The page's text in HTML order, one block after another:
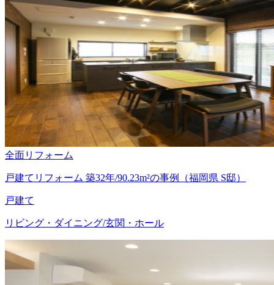
全面リフォーム
戸建てリフォーム 築32年/90.23m²の事例（福岡県 S邸）
戸建て
リビング・ダイニング/玄関・ホール